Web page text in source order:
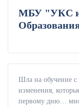
МБУ "УКС и
Шла на обучение с
изменения,
первому дню…